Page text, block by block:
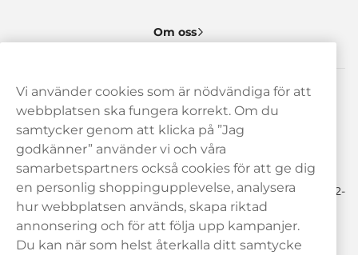
Behöver du hjälp? Kontakta oss gärna!
hej@haypp.com
08 517 910 97
Mån-Tor 8.00-17.00 | Fre 9.00-17.00 | (Lunchstängt må-fre 12-
13)
Om oss
Vi använder cookies som är nödvändiga för att
webbplatsen ska fungera korrekt. Om du
samtycker genom att klicka på ”Jag
godkänner” använder vi och våra
samarbetspartners också cookies för att ge dig
en personlig shoppingupplevelse, analysera
hur webbplatsen används, skapa riktad
annonsering och för att följa upp kampanjer.
Du kan när som helst återkalla ditt samtycke